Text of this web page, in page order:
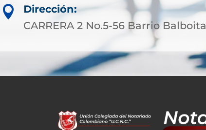

Dirección:
CARRERA 2 No.5-56 Barrio Balboita